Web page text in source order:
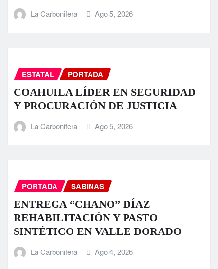
La Carbonifera Ago 5, 2026
ESTATAL PORTADA
COAHUILA LÍDER EN SEGURIDAD
Y PROCURACIÓN DE JUSTICIA
La Carbonifera Ago 5, 2026
PORTADA SABINAS
ENTREGA “CHANO” DÍAZ
REHABILITACIÓN Y PASTO
SINTÉTICO EN VALLE DORADO
La Carbonifera Ago 4, 2026